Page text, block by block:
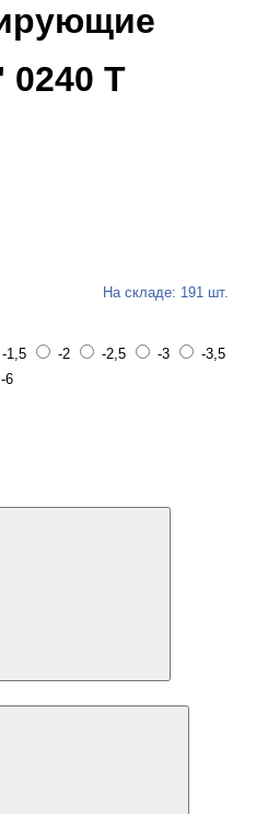
0240 Т
На складе: 191 шт.
-1,5 -2 -2,5 -3
-3,5
-6